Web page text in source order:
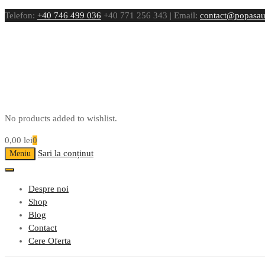
Telefon: +40 746 499 036 +40 771 256 343 | Email:
No products added to wishlist.
0,00 lei0
Meniu Sari la conținut
Despre noi
Shop
Blog
Contact
Cere Oferta